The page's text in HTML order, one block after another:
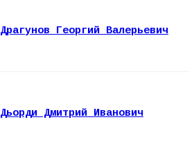
Драгунов Георгий Валерьевич
Дьорди Дмитрий Иванович